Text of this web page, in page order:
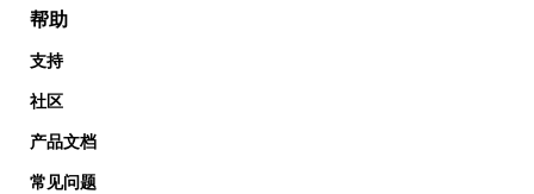
帮助
支持
社区
产品文档
常见问题